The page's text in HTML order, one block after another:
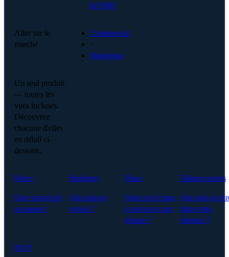
& PMO
Aller sur le
marché
Commercial
·
Marketing
Un seul produit
— toutes les
vues incluses.
Découvrez
chacune d'elles
en détail ci-
dessous.
Notes
Que vient-il de
se passer ?
Briefings
Que dois-je
savoir ?
Plans
Quel est le plan,
et qu'est-ce qui
dérape ?
Talking points
Que dois-je
dans cette
réunion ?
MCP